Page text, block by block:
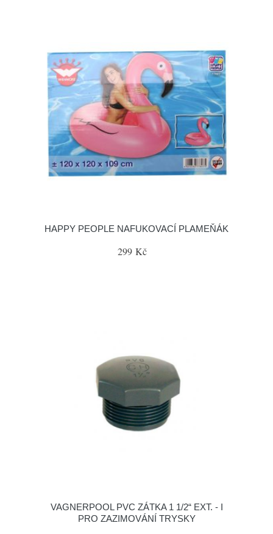
HAPPY PEOPLE NAFUKOVACÍ PLAMEŇÁK
299 Kč
VAGNERPOOL PVC ZÁTKA 1 1/2“ EXT. - I
PRO ZAZIMOVÁNÍ TRYSKY